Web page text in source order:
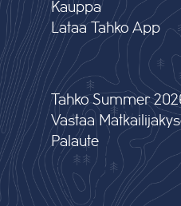
Kauppa
Lataa Tahko App
Tahko Summer
Vastaa
Palaute